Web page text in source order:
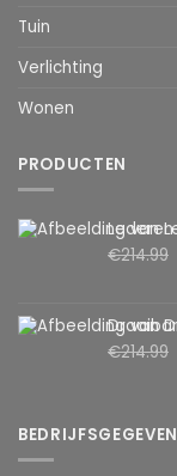
Tuin
Verlichting
Wonen
PRODUCTEN
Lederen
€214.99
Draaibare
€214.99